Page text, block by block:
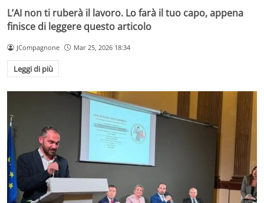
L’AI non ti ruberà il lavoro. Lo farà il tuo capo, appena
finisce di leggere questo articolo
JCompagnone Mar 25, 2026 18:34
Leggi di più